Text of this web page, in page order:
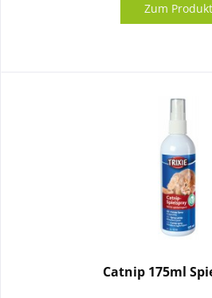
Zum Produkt
Catnip 175ml